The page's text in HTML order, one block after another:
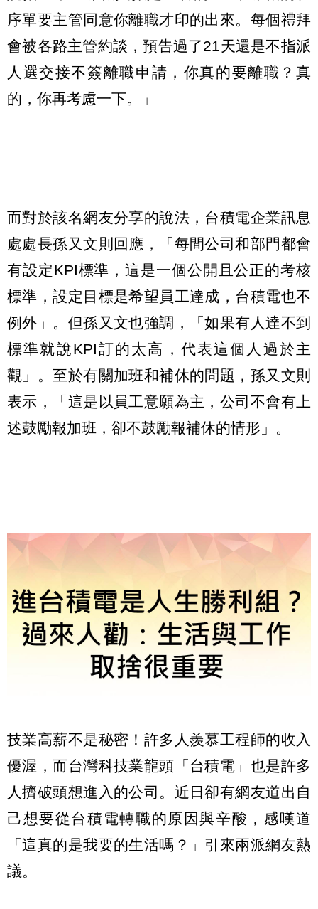
序單要主管同意你離職才印的出來。每個禮拜
會被各路主管約談，預告過了21天還是不指派
人選交接不簽離職申請，你真的要離職？真
的，你再考慮一下。」
而對於該名網友分享的說法，台積電企業訊息
處處長孫又文則回應，「每間公司和部門都會
有設定KPI標準，這是一個公開且公正的考核
標準，設定目標是希望員工達成，台積電也不
例外」。但孫又文也強調，「如果有人達不到
標準就說KPI訂的太高，代表這個人過於主
觀」。至於有關加班和補休的問題，孫又文則
表示，「這是以員工意願為主，公司不會有上
述鼓勵報加班，卻不鼓勵報補休的情形」。
技業高薪不是秘密！許多人羨慕工程師的收入
優渥，而台灣科技業龍頭「台積電」也是許多
人擠破頭想進入的公司。近日卻有網友道出自
己想要從台積電轉職的原因與辛酸，感嘆道
「這真的是我要的生活嗎？」引來兩派網友熱
議。